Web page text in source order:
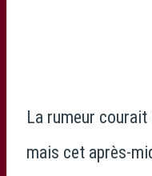
La rumeur
mais cet après-